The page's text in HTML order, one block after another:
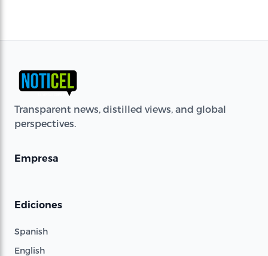
Transparent news, distilled views, and global
perspectives.
Empresa
Ediciones
Spanish
English